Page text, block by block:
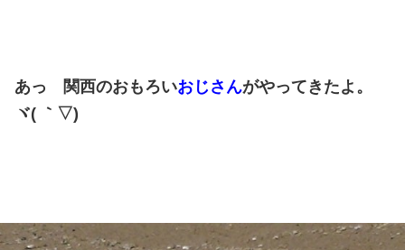
あっ 関西のおもろいおじさんがやってきたよ。
ヾ( ｀▽)ゞ